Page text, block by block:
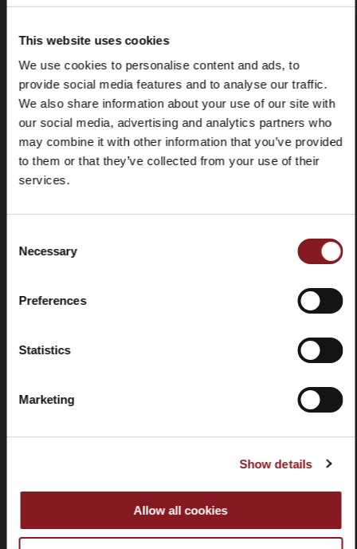
This website uses cookies
We use cookies to personalise content and ads, to
provide social media features and to analyse our traffic.
We also share information about your use of our site with
our social media, advertising and analytics partners who
may combine it with other information that you’ve provided
to them or that they’ve collected from your use of their
services.
Selection
Necessary
Preferences
Statistics
Marketing
Show details
Allow all cookies
Häufig
gestellte
Store
locator